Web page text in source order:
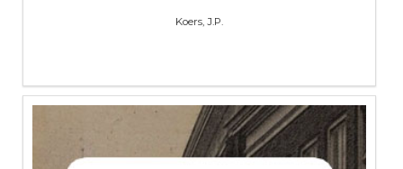
Koers, J.P.